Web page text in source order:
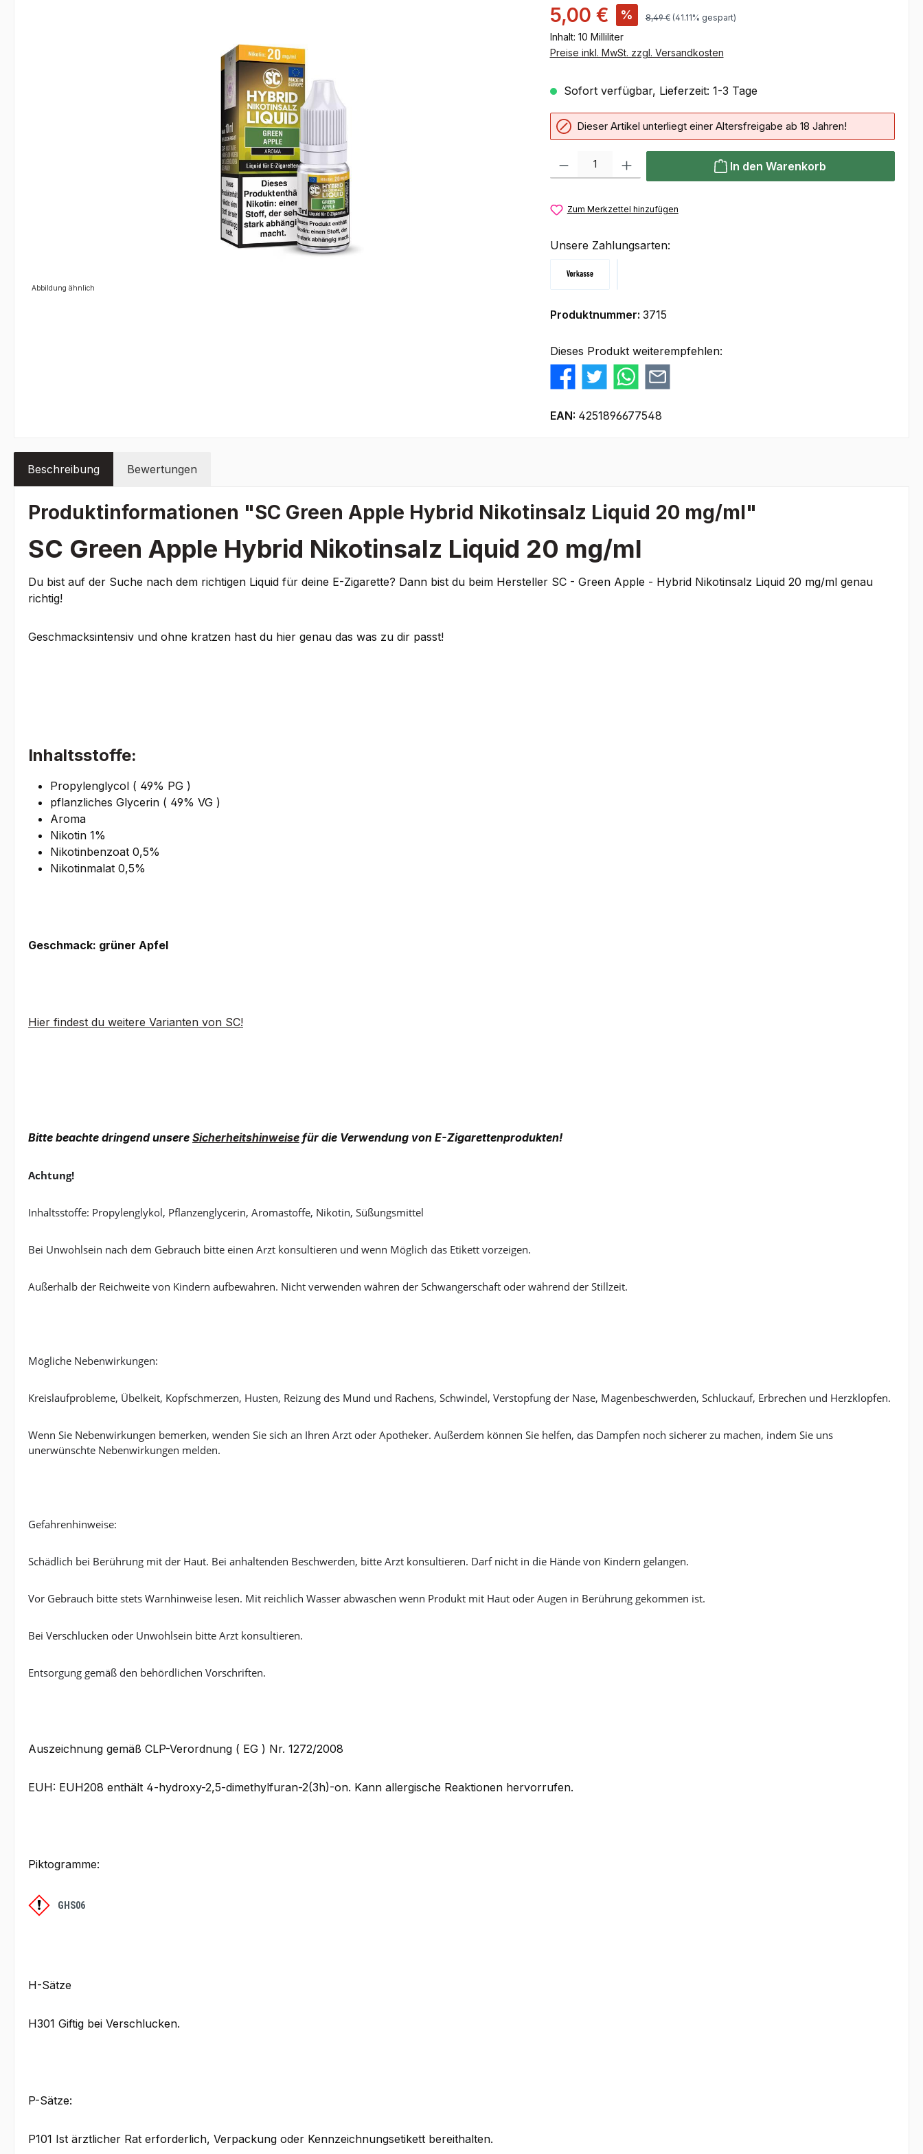
Abbildung ähnlich
5,00 € % 8,49 € (41.11% gespart)
Inhalt: 10 Milliliter
Preise inkl. MwSt. zzgl. Versandkosten
Sofort verfügbar, Lieferzeit: 1-3 Tage
Dieser Artikel unterliegt einer Altersfreigabe ab 18 Jahren!
In den Warenkorb
Zum Merkzettel hinzufügen
Unsere Zahlungsarten:
Produktnummer: 3715
Dieses Produkt weiterempfehlen:
EAN: 4251896677548
Beschreibung Bewertungen
Produktinformationen "SC Green Apple Hybrid Nikotinsalz Liquid 20 mg/ml"
SC Green Apple Hybrid Nikotinsalz Liquid 20 mg/ml
Du bist auf der Suche nach dem richtigen Liquid für deine E-Zigarette? Dann bist du beim Hersteller SC - Green Apple - Hybrid Nikotinsalz Liquid 20 mg/ml genau
richtig!
Geschmacksintensiv und ohne kratzen hast du hier genau das was zu dir passt!
Inhaltsstoffe:
Propylenglycol ( 49% PG )
pflanzliches Glycerin ( 49% VG )
Aroma
Nikotin 1%
Nikotinbenzoat 0,5%
Nikotinmalat 0,5%
Geschmack: grüner Apfel
Hier findest du weitere Varianten von SC!
Bitte beachte dringend unsere Sicherheitshinweise für die Verwendung von E-Zigarettenprodukten!
Achtung!
Inhaltsstoffe: Propylenglykol, Pflanzenglycerin, Aromastoffe, Nikotin, Süßungsmittel
Bei Unwohlsein nach dem Gebrauch bitte einen Arzt konsultieren und wenn Möglich das Etikett vorzeigen.
Außerhalb der Reichweite von Kindern aufbewahren. Nicht verwenden währen der Schwangerschaft oder während der Stillzeit.
Mögliche Nebenwirkungen:
Kreislaufprobleme, Übelkeit, Kopfschmerzen, Husten, Reizung des Mund und Rachens, Schwindel, Verstopfung der Nase, Magenbeschwerden, Schluckauf, Erbrechen und Herzklopfen.
Wenn Sie Nebenwirkungen bemerken, wenden Sie sich an Ihren Arzt oder Apotheker. Außerdem können Sie helfen, das Dampfen noch sicherer zu machen, indem Sie uns
unerwünschte Nebenwirkungen melden.
Gefahrenhinweise:
Schädlich bei Berührung mit der Haut. Bei anhaltenden Beschwerden, bitte Arzt konsultieren. Darf nicht in die Hände von Kindern gelangen.
Vor Gebrauch bitte stets Warnhinweise lesen. Mit reichlich Wasser abwaschen wenn Produkt mit Haut oder Augen in Berührung gekommen ist.
Bei Verschlucken oder Unwohlsein bitte Arzt konsultieren.
Entsorgung gemäß den behördlichen Vorschriften.
Auszeichnung gemäß CLP-Verordnung ( EG ) Nr. 1272/2008
EUH: EUH208 enthält 4-hydroxy-2,5-dimethylfuran-2(3h)-on. Kann allergische Reaktionen hervorrufen.
Piktogramme:
GHS06
H-Sätze
H301 Giftig bei Verschlucken.
P-Sätze:
P101 Ist ärztlicher Rat erforderlich, Verpackung oder Kennzeichnungsetikett bereithalten.